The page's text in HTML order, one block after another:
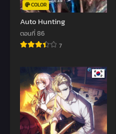
COLOR
Auto Hunting
ตอนที่ 86
7